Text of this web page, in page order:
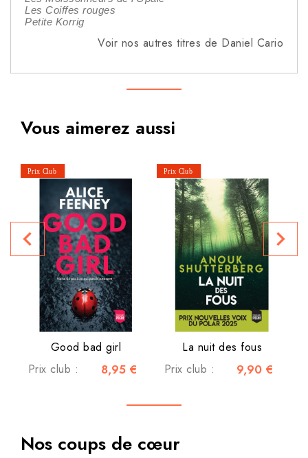
Les Coiffes rouges
Petite Korrig
Voir nos autres titres de Daniel Cario
Vous aimerez aussi
Good bad girl
Prix club :
8,95 €
La nuit des fous
Prix club :
9,90 €
navigate_before navigate_next
Nos coups de cœur